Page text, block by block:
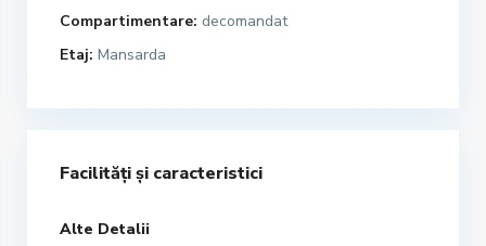
Compartimentare: decomandat
Etaj: Mansarda
Facilități și caracteristici
Alte Detalii